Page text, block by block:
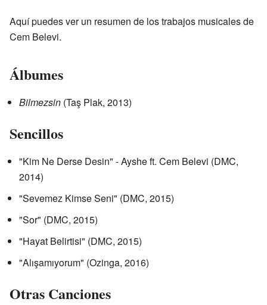
Aquí puedes ver un resumen de los trabajos musicales de
Cem Belevi.
Álbumes
Bilmezsin (Taş Plak, 2013)
Sencillos
"Kim Ne Derse Desin" - Ayshe ft. Cem Belevi (DMC,
2014)
"Sevemez Kimse Seni" (DMC, 2015)
"Sor" (DMC, 2015)
"Hayat Belirtisi" (DMC, 2015)
"Alışamıyorum" (Ozinga, 2016)
Otras Canciones